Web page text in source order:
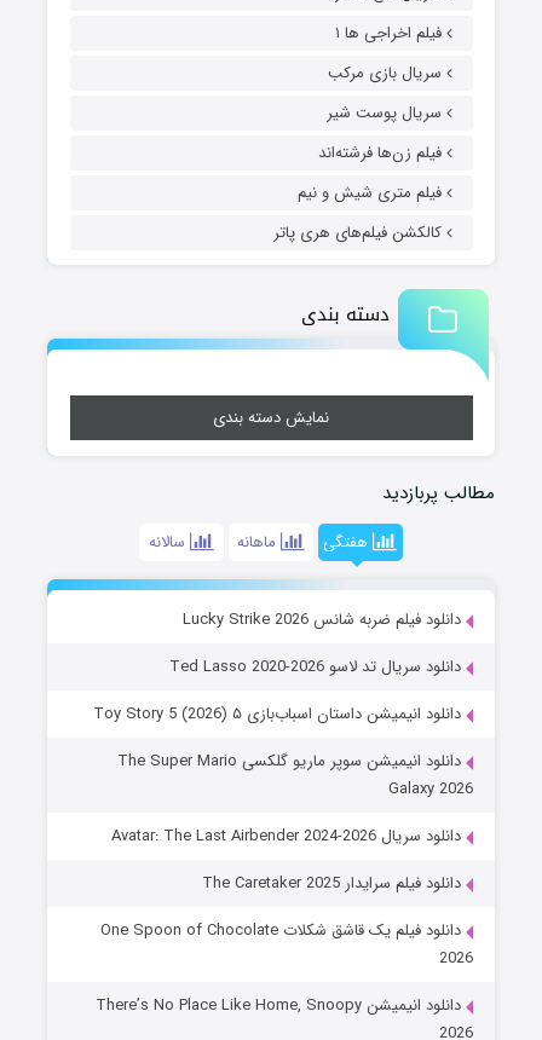
فیلم اخراجی ها ۱
سریال بازی مرکب
سریال پوست شیر
فیلم زن‌ها فرشته‌اند
فیلم متری شیش و نیم
کالکشن فیلم‌های هری پاتر
دسته بندی
نمایش دسته بندی
مطالب پربازدید
هفتگی ماهانه سالانه
دانلود فیلم ضربه شانس Lucky Strike 2026
دانلود سریال تد لاسو Ted Lasso 2020-2026
دانلود انیمیشن داستان اسباب‌بازی ۵ Toy Story 5 (2026)
دانلود انیمیشن سوپر ماریو گلکسی The Super Mario
Galaxy 2026
دانلود سریال Avatar: The Last Airbender 2024-2026
دانلود فیلم سرایدار The Caretaker 2025
دانلود فیلم یک قاشق شکلات One Spoon of Chocolate
2026
دانلود انیمیشن There’s No Place Like Home, Snoopy
2026